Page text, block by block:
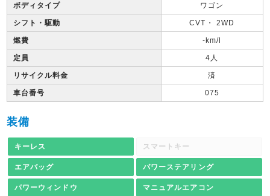
ボディタイプ ワゴン
シフト・駆動 CVT・ 2WD
燃費 -km/l
定員 4人
リサイクル料金 済
車台番号 075
装備
キーレス スマートキー
エアバッグ パワーステアリング
パワーウィンドウ マニュアルエアコン